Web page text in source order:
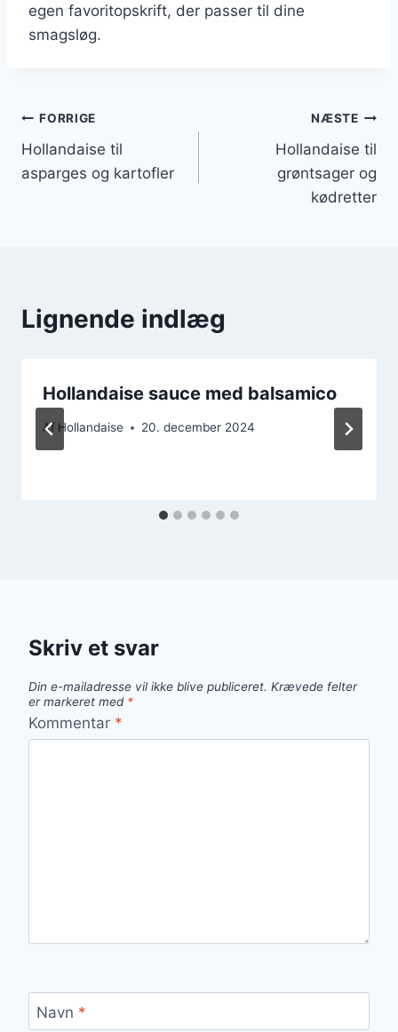
egen favoritopskrift, der passer til dine
smagsløg.
Indlægsnavigation
FORRIGE
Hollandaise til
asparges og kartofler
NÆSTE
Hollandaise til
grøntsager og
kødretter
Lignende indlæg
Hollandaise sauce med balsamico
Af Hollandaise 20. december 2024
Skriv et svar
Din e-mailadresse vil ikke blive publiceret. Krævede felter
er markeret med *
Kommentar *
Navn *